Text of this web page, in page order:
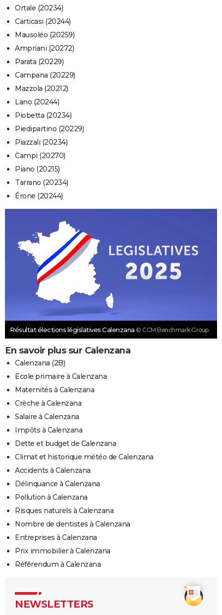
Ortale (20234)
Carticasi (20244)
Mausoléo (20259)
Ampriani (20272)
Parata (20229)
Campana (20229)
Mazzola (20212)
Lano (20244)
Piobetta (20234)
Piedipartino (20229)
Piazzali (20234)
Campi (20270)
Piano (20215)
Tarrano (20234)
Érone (20244)
Résultat élections législatives Calenzana © CCM Benchmark Group
En savoir plus sur Calenzana
Calenzana (2B)
Ecole primaire à Calenzana
Maternités à Calenzana
Crèche à Calenzana
Salaire à Calenzana
Impôts à Calenzana
Dette et budget de Calenzana
Climat et historique météo de Calenzana
Accidents à Calenzana
Délinquance à Calenzana
Pollution à Calenzana
Risques naturels à Calenzana
Nombre de dentistes à Calenzana
Entreprises à Calenzana
Prix immobilier à Calenzana
Référendum à Calenzana
NEWSLETTERS